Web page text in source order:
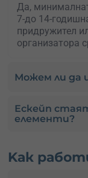
Да,
7-до 14-
придружител
организатора
Можем ли да
Ескейп
елементи?
Kак